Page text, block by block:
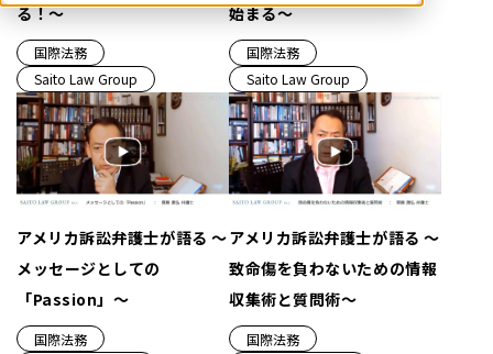
る！～
国際法務
Saito Law Group
始まる～
国際法務
Saito Law Group
アメリカ訴訟弁護士が語る ～
メッセージとしての
「Passion」～
国際法務
アメリカ訴訟弁護士が語る ～
致命傷を負わないための情報
収集術と質問術～
国際法務